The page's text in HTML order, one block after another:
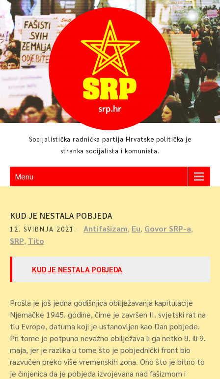
Skip
to
content
Socijalistička radnička partija Hrvatske politička je
stranka socijalista i komunista.
Menu
KUD JE NESTALA POBJEDA
12. SVIBNJA 2021. Antifašizam, Eu, Govor SRP-a,
SRP, Tito
KUD JE NESTALA POBJEDA
Prošla je još jedna godišnjica obilježavanja kapitulacije
Njemačke 1945. godine, čime je završen II. svjetski rat na
tlu Evrope, datuma koji je ustanovljen kao Dan pobjede.
Pri tome je potpuno nevažno obilježava li ga netko 8. ili 9.
maja, jer je razlika u tome što je pobjednički front bio
razvučen preko više vremenskih zona. Ono što je bitno to
je činjenica da je pobjeda izvojevana nad fašizmom i